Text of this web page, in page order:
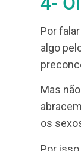
RH
no
entre
tempo
Por